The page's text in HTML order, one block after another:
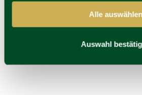
Alle auswählen
Auswahl